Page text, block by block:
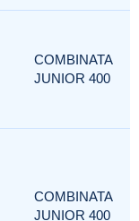
COMBINATA
JUNIOR 400
COMBINATA
JUNIOR 400